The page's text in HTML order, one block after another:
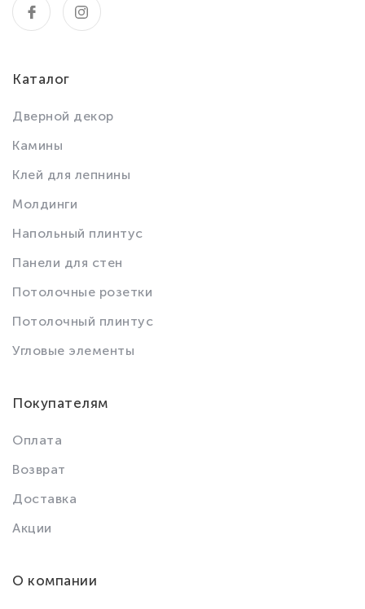
Каталог
Дверной декор
Камины
Клей для лепнины
Молдинги
Напольный плинтус
Панели для стен
Потолочные розетки
Потолочный плинтус
Угловые элементы
Покупателям
Оплата
Возврат
Доставка
Акции
О компании